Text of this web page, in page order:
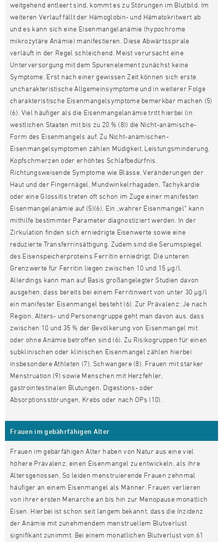
weitgehend entleert sind, kommt es zu Störungen im Blutbild. Im
weiteren Verlauf fällt der Hämoglobin- und Hämatokritwert ab
und es kann sich eine Eisenmangelanämie (hypochrome
mikrozytäre Anämie) manifestieren. Diese Abwärtsspirale
verläuft in der Regel schleichend. Meist verursacht eine
Unterversorgung mit dem Spurenelement zunächst keine
Symptome. Erst nach einer gewissen Zeit können sich erste
uncharakteristische Allgemeinsymptome und in weiterer Folge
charakteristische Eisenmangelsymptome bemerkbar machen (5)
(6). Viel häufiger als die Eisenmangelanämie tritt hierbei (in
westlichen Staaten mit bis zu 20 % (8)) die Nicht-anämische-
Form des Eisenmangels auf. Zu Nicht-anämischen-
Eisenmangelsymptomen zählen Müdigkeit, Leistungsminderung,
Kopfschmerzen oder erhöhtes Schlafbedürfnis.
Richtungsweisende Symptome wie Blässe, Veränderungen der
Haut und der Fingernägel, Mundwinkelrhagaden, Tachykardie
oder eine Glossitis treten oft schon im Zuge einer manifesten
Eisenmangelanämie auf (5)(6). Ein „wahrer Eisenmangel“ kann
mithilfe bestimmter Parameter diagnostiziert werden. In der
Zirkulation finden sich erniedrigte Eisenwerte sowie eine
reduzierte Transferrinsättigung. Zudem sind die Serumspiegel
des Eisenspeicherproteins Ferritin erniedrigt. Die unteren
Grenzwerte für Ferritin liegen zwischen 10 und 15 µg/l.
Allerdings kann man auf Basis großangelegter Studien davon
ausgehen, dass bereits bei einem Ferritinwert von unter 30 µg/l
ein manifester Eisenmangel besteht (6). Zur Prävalenz: Je nach
Region, Alters- und Personengruppe geht man davon aus, dass
zwischen 10 und 35 % der Bevölkerung von Eisenmangel mit
oder ohne Anämie betroffen sind (6). Zu Risikogruppen für einen
subklinischen oder klinischen Eisenmangel zählen hierbei
insbesondere Athleten (7), Schwangere (8), Frauen mit starker
Menstruation (9) sowie Menschen mit Herzfehler,
gastrointestinalen Blutungen, Digestions- oder
Absorptionsstörungen, Krebs oder nach OPs (10).
Frauen im gebährfähigen Alter
Frauen im gebärfähigen Alter haben von Natur aus eine viel
höhere Prävalenz, einen Eisenmangel zu entwickeln, als ihre
Altersgenossen. So leiden menstruierende Frauen zehnmal
häufiger an einem Eisenmangel als Männer. Frauen verlieren
von ihrer ersten Menarche an bis hin zur Menopause monatlich
Eisen. Hierbei ist schon seit langem bekannt, dass die Inzidenz
der Anämie mit zunehmendem menstruellem Blutverlust
signifikant zunimmt. Bei einem monatlichen Blutverlust von 61